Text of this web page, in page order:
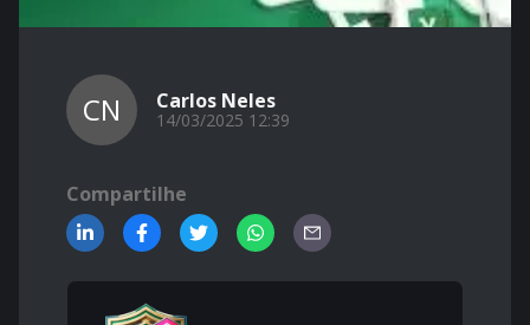
CN Carlos Neles
14/03/2025 12:39
Compartilhe